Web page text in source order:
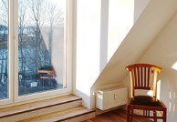
Filter für Fläche